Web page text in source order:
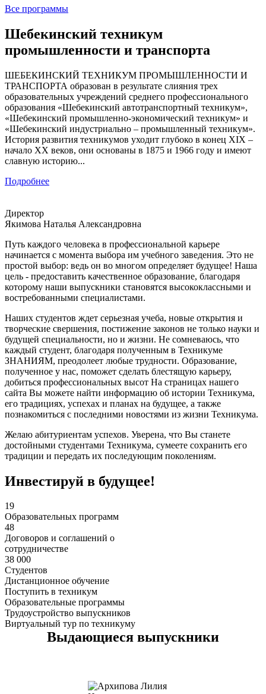
Все программы
Шебекинский техникум
промышленности и транспорта
ШЕБЕКИНСКИЙ ТЕХНИКУМ ПРОМЫШЛЕННОСТИ И
ТРАНСПОРТА образован в результате слияния трех
образовательных учреждений среднего профессионального
образования «Шебекинский автотранспортный техникум»,
«Шебекинский промышленно-экономический техникум» и
«Шебекинский индустриально – промышленный техникум».
История развития техникумов уходит глубоко в конец XIX –
начало XX веков, они основаны в 1875 и 1966 году и имеют
славную историю...
Подробнее
Директор
Якимова Наталья Александровна
Путь каждого человека в профессиональной карьере
начинается с момента выбора им учебного заведения. Это не
простой выбор: ведь он во многом определяет будущее! Наша
цель - предоставить качественное образование, благодаря
которому наши выпускники становятся высококлассными и
востребованными специалистами.
Наших студентов ждет серьезная учеба, новые открытия и
творческие свершения, постижение законов не только науки и
будущей специальности, но и жизни. Не сомневаюсь, что
каждый студент, благодаря полученным в Техникуме
ЗНАНИЯМ, преодолеет любые трудности. Образование,
полученное у нас, поможет сделать блестящую карьеру,
добиться профессиональных высот На страницах нашего
сайта Вы можете найти информацию об истории Техникума,
его традициях, успехах и планах на будущее, а также
познакомиться с последними новостями из жизни Техникума.
Желаю абитуриентам успехов. Уверена, что Вы станете
достойными студентами Техникума, сумеете сохранить его
традиции и передать их последующим поколениям.
Инвестируй в будущее!
19
Образовательных программ
48
Договоров и соглашений о
сотрудничестве
38 000
Студентов
Дистанционное обучение
Поступить в техникум
Образовательные программы
Трудоустройство выпускников
Виртуальный тур по техникуму
Выдающиеся выпускники